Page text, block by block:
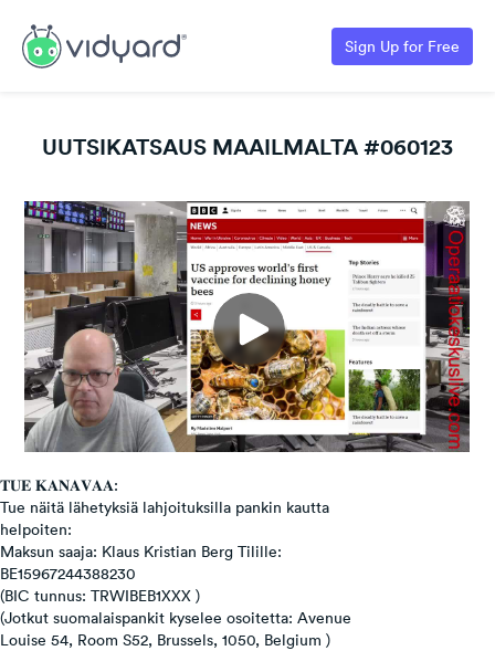
Sign Up for Free
UUTSIKATSAUS MAAILMALTA #060123
𝐓𝐔𝐄 𝐊𝐀𝐍𝐀𝐕𝐀𝐀:
Tue näitä lähetyksiä lahjoituksilla pankin kautta
helpoiten:
Maksun saaja: Klaus Kristian Berg Tilille:
BE15967244388230
(BIC tunnus: TRWIBEB1XXX )
(Jotkut suomalaispankit kyselee osoitetta: Avenue
Louise 54, Room S52, Brussels, 1050, Belgium )